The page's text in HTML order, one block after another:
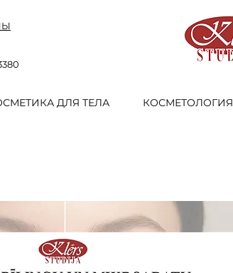
ДЛЯ ТЕЛА КОСМЕТОЛОГИЯ